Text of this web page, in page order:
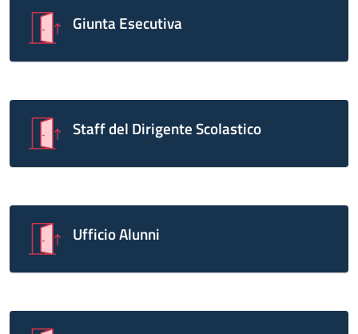
Giunta Esecutiva
Staff del Dirigente Scolastico
Ufficio Alunni